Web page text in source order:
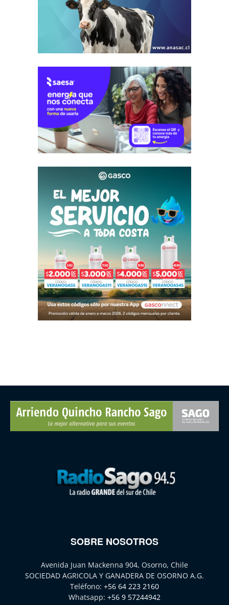
SOBRE NOSOTROS
Avenida Juan Mackenna 904, Osorno, Chile
SOCIEDAD AGRICOLA Y GANADERA DE OSORNO A.G.
Teléfono: +56 64 223 2160
Whatsapp: +56 9 57244942